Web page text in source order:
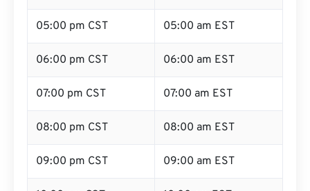
05:00 pm CST 05:00 am EST
06:00 pm CST 06:00 am EST
07:00 pm CST 07:00 am EST
08:00 pm CST 08:00 am EST
09:00 pm CST 09:00 am EST